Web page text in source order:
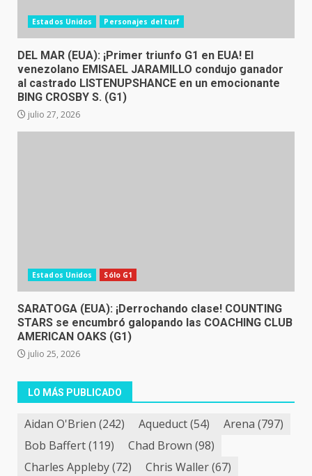
Estados Unidos Personajes del turf
DEL MAR (EUA): ¡Primer triunfo G1 en EUA! El
venezolano EMISAEL JARAMILLO condujo ganador
al castrado LISTENUPSHANCE en un emocionante
BING CROSBY S. (G1)
julio 27, 2026
Estados Unidos Sólo G1
SARATOGA (EUA): ¡Derrochando clase! COUNTING
STARS se encumbró galopando las COACHING CLUB
AMERICAN OAKS (G1)
julio 25, 2026
LO MÁS PUBLICADO
Aidan O'Brien (242) Aqueduct(54) Arena (797)
Bob Baffert(119) Chad Brown (98)
Charles Appleby(72) Chris Waller(67)